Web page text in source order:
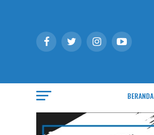
BERANDA